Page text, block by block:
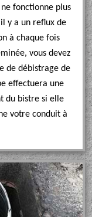
fonctionne plus
y a un reflux de
à chaque fois
vous devez
de débistrage de
effectuera une
du bistre si elle
votre conduit à